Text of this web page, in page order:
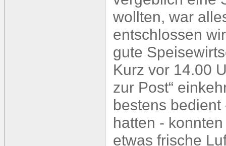
wollten, war
entschlossen
gute
Kurz vor 14.00
zur Post“
bestens
hatten -
etwas frische